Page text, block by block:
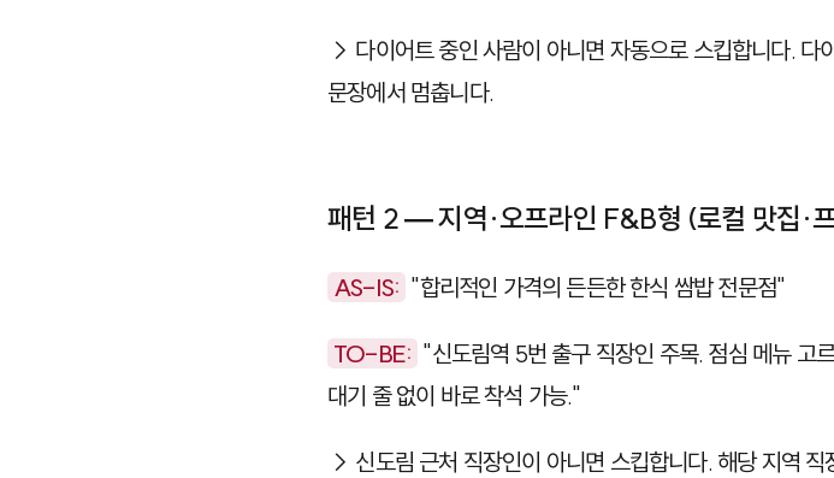
→ 다이어트 중인 사람이 아니면 자동으로 스킵합니다. 다
문장에서 멈춥니다.
패턴 2 — 지역·오프라인 F&B형 (로컬 맛집·
AS-IS: "합리적인 가격의 든든한 한식 쌈밥 전문점"
TO-BE: "신도림역 5번 출구 직장인 주목. 점심 메뉴 고
대기 줄 없이 바로 착석 가능."
→ 신도림 근처 직장인이 아니면 스킵합니다. 해당 지역